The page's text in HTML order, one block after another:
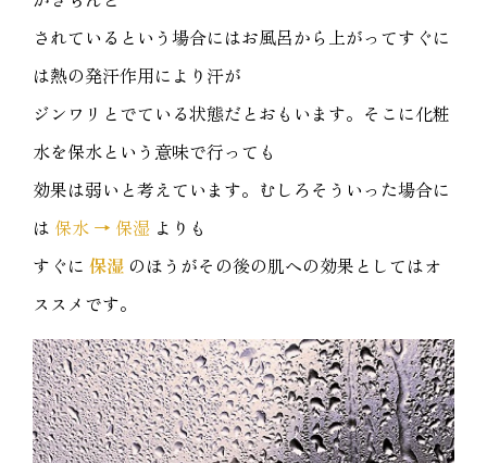
されているという場合にはお風呂から上がってすぐに
は熱の発汗作用により汗が
ジンワリとでている状態だとおもいます。そこに化粧
水を保水という意味で行っても
効果は弱いと考えています。むしろそういった場合に
は 保水 → 保湿 よりも
すぐに 保湿 のほうがその後の肌への効果としてはオ
ススメです。